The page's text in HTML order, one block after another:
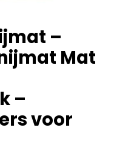
–
Mat
–
voor